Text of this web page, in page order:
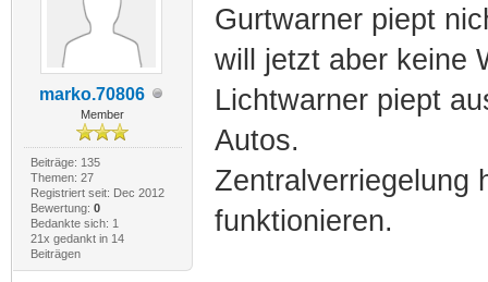
marko.70806
Member
Beiträge: 135
Themen: 27
Registriert seit: Dec 2012
Bewertung: 0
Bedankte sich: 1
21x gedankt in 14
Beiträgen
Gurtwarner piept
will jetzt aber keine
Lichtwarner piept
Autos.
Zentralverriegelung
funktionieren.